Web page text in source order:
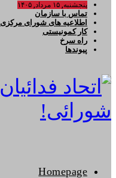
پنجشنبه, ۱۵ مرداد, ۱۴۰۵
تماس با سازمان
اطلاعیه های شورای مرکزی
کار کمونیستی
راه سرخ
پیوندها
شورائی!
Homepage